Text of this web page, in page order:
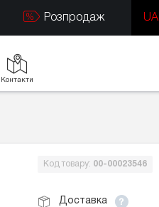
Розпродаж UA
Контакти
Код товару: 00-00023546
Доставка